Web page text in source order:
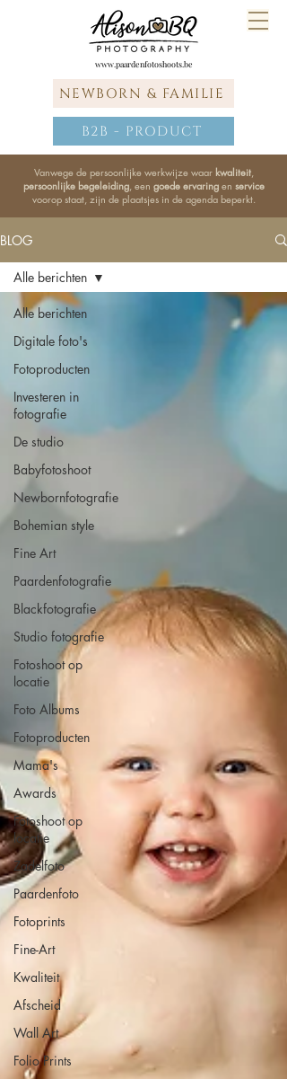
www.paardenfotoshoots.be
Vanwege de persoonlijke werkwijze waar kwaliteit,
persoonlijke begeleiding, een goede ervaringen service
voorop staat, zijn de plaatsjes in de agenda beperkt.
B2B - PRODUCT
NEWBORN & FAMILIE
BLOG
Alle berichten
Digitale foto's
Fotoproducten
Investeren in
fotografie
De studio
Babyfotoshoot
Newbornfotografie
Bohemian style
Fine Art
Paardenfotografie
Blackfotografie
Studio fotografie
Fotoshoot op
locatie
Foto Albums
Fotoproducten
Mama's
Awards
Fotoshoot op
locatie
Zadelfoto
Paardenfoto
Fotoprints
Fine-Art
Kwaliteit
Afscheid
Wall Art
Folio Prints
Alle berichten